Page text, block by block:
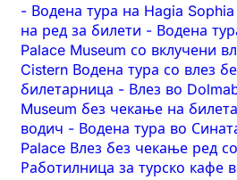
- Водена тура на Hagia
на ред за билети - Водена
Palace Museum со вклучени
Cistern Водена тура со влез
билетарница - Влез во
Museum без чекање на
водич - Водена тура во
Palace Влез без чекање ред
Работилница за турско кафе